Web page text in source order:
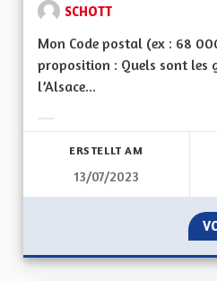
SCHOTT
Mon Code postal (ex : 68
proposition : Quels sont les
l’Alsace...
ERSTELLT AM
13/07/2023